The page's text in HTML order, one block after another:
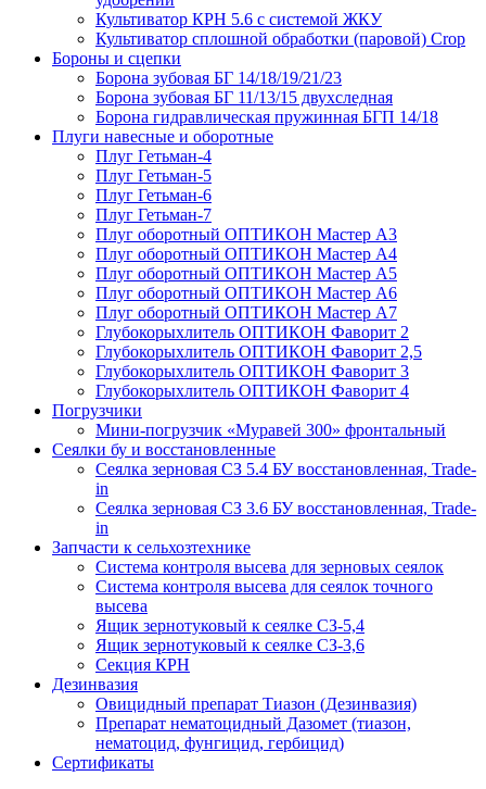
Культиватор КРН 5.6 с системой ЖКУ
Культиватор сплошной обработки (паровой) Crop
Бороны и сцепки
Борона зубовая БГ 14/18/19/21/23
Борона зубовая БГ 11/13/15 двухследная
Борона гидравлическая пружинная БГП 14/18
Плуги навесные и оборотные
Плуг Гетьман-4
Плуг Гетьман-5
Плуг Гетьман-6
Плуг Гетьман-7
Плуг оборотный ОПТИКОН Мастер А3
Плуг оборотный ОПТИКОН Мастер А4
Плуг оборотный ОПТИКОН Мастер А5
Плуг оборотный ОПТИКОН Мастер А6
Плуг оборотный ОПТИКОН Мастер А7
Глубокорыхлитель ОПТИКОН Фаворит 2
Глубокорыхлитель ОПТИКОН Фаворит 2,5
Глубокорыхлитель ОПТИКОН Фаворит 3
Глубокорыхлитель ОПТИКОН Фаворит 4
Погрузчики
Мини-погрузчик «Муравей 300» фронтальный
Сеялки бу и восстановленные
Сеялка зерновая СЗ 5.4 БУ восстановленная, Trade-
in
Сеялка зерновая СЗ 3.6 БУ восстановленная, Trade-
in
Запчасти к сельхозтехнике
Система контроля высева для зерновых сеялок
Система контроля высева для сеялок точного
высева
Ящик зернотуковый к сеялке СЗ-5,4
Ящик зернотуковый к сеялке СЗ-3,6
Секция КРН
Дезинвазия
Овицидный препарат Тиазон (Дезинвазия)
Препарат нематоцидный Дазомет (тиазон,
нематоцид, фунгицид, гербицид)
Сертификаты